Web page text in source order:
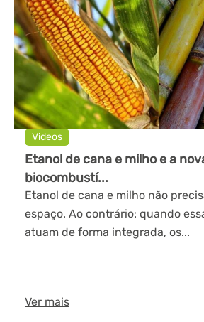
Videos
Etanol de cana e milho e a
biocombustí...
Etanol de cana e milho não
espaço. Ao contrário: quando
atuam de forma integrada, os...
Ver mais